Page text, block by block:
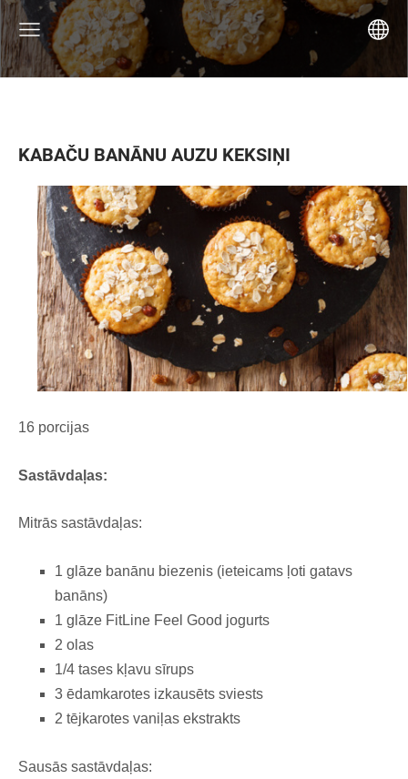
KABAČU BANĀNU AUZU KEKSIŅI
16 porcijas
Sastāvdaļas:
Mitrās sastāvdaļas:
1 glāze banānu biezenis (ieteicams ļoti gatavs
banāns)
1 glāze FitLine Feel Good jogurts
2 olas
1/4 tases kļavu sīrups
3 ēdamkarotes izkausēts sviests
2 tējkarotes vaniļas ekstrakts
Sausās sastāvdaļas: